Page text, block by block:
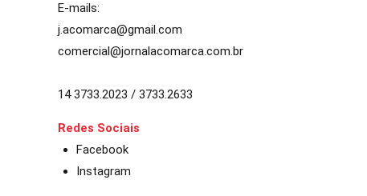
E-mails:
j.acomarca@gmail.com
comercial@jornalacomarca.com.br
14 3733.2023 / 3733.2633
Redes Sociais
Facebook
Instagram